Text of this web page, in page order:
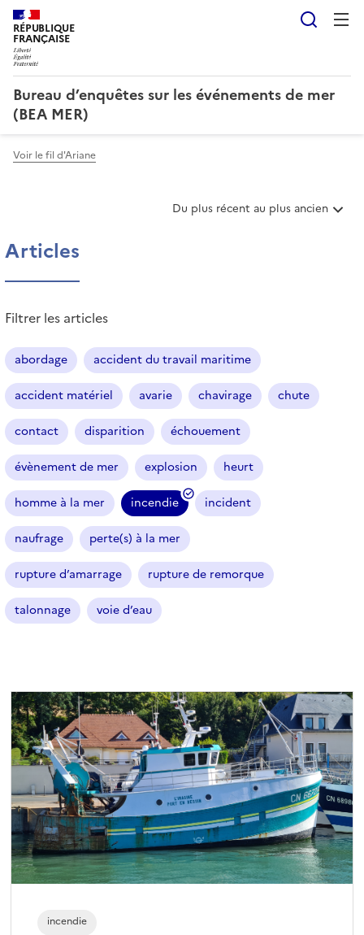
RÉPUBLIQUE
FRANÇAISE
Bureau d’enquêtes sur les événements de mer
(BEA MER)
Voir le fil d'Ariane
T
t
i
c
l
e
s
Du plus récent au plus ancien
Articles
Filtrer les articles
abordage accident du travail maritime
accident matériel avarie chavirage chute
contact disparition échouement
évènement de mer explosion heurt
homme à la mer incendie
(
f
i
l
t
l
e
c
t
o
n
n
é
)
incident
naufrage perte(s) à la mer
rupture d’amarrage rupture de remorque
talonnage voie d’eau
incendie